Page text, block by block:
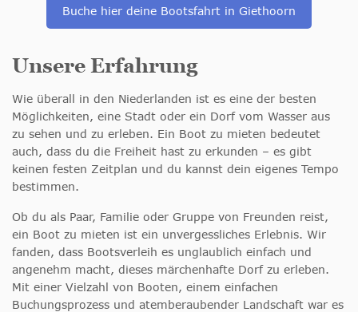
Buche hier deine Bootsfahrt in Giethoorn
Unsere Erfahrung
Wie überall in den Niederlanden ist es eine der besten
Möglichkeiten, eine Stadt oder ein Dorf vom Wasser aus
zu sehen und zu erleben. Ein Boot zu mieten bedeutet
auch, dass du die Freiheit hast zu erkunden – es gibt
keinen festen Zeitplan und du kannst dein eigenes Tempo
bestimmen.
Ob du als Paar, Familie oder Gruppe von Freunden reist,
ein Boot zu mieten ist ein unvergessliches Erlebnis. Wir
fanden, dass Bootsverleih es unglaublich einfach und
angenehm macht, dieses märchenhafte Dorf zu erleben.
Mit einer Vielzahl von Booten, einem einfachen
Buchungsprozess und atemberaubender Landschaft war es